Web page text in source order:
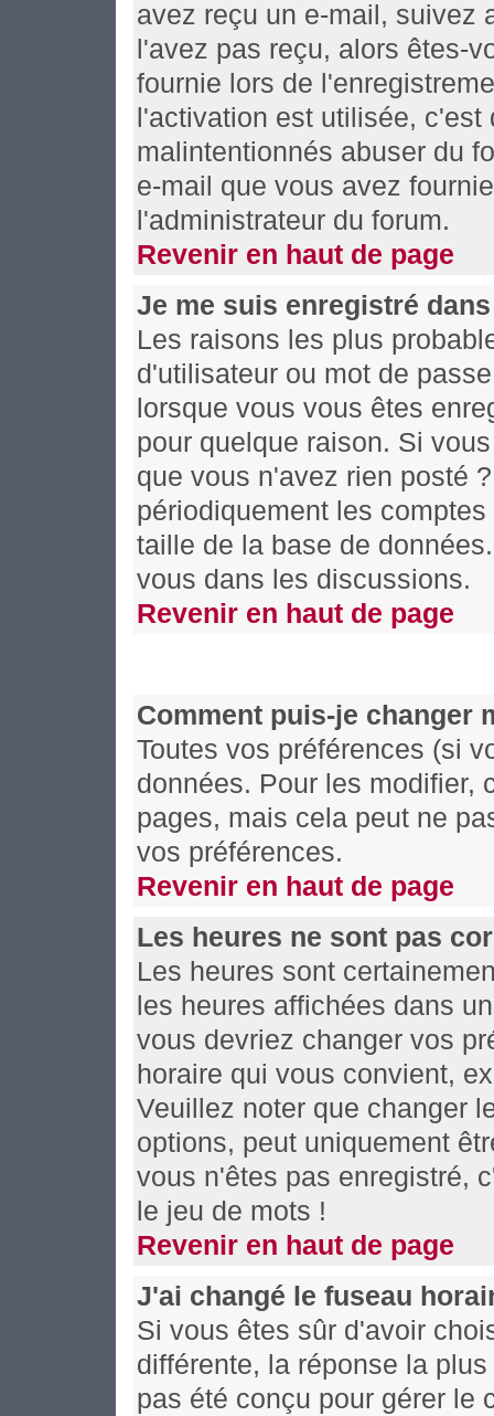
avez reçu un e-mail, suivez
l'avez pas reçu, alors êtes-
fournie lors de
l'activation est utilisée,
malintentionnés abuser du
e-mail que vous avez
l'administrateur du forum.
Revenir en haut de page
Je me suis enregistré
Les raisons les plus
d'utilisateur ou mot de
lorsque vous vous êtes
pour quelque raison. Si
que vous n'avez rien posté
périodiquement les
taille de la base de
vous dans les discussions.
Revenir en haut de page
Comment puis-je changer
Toutes vos préférences (si
données. Pour les modifier,
pages, mais cela peut ne
vos préférences.
Revenir en haut de page
Les heures ne sont pas
Les heures sont
les heures affichées dans
vous devriez changer vos
horaire qui vous convient,
Veuillez noter que changer
options, peut uniquement
vous n'êtes pas enregistré,
le jeu de mots !
Revenir en haut de page
J'ai changé le fuseau
Si vous êtes sûr d'avoir
différente, la réponse la
pas été conçu pour gérer le